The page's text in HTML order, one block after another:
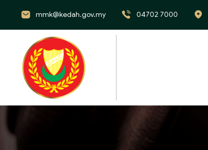
mmk@kedah.gov.my 04702 7000